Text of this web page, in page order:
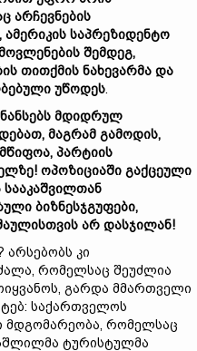
არჩევნების
ამერიკის საპრეზიდენტო
შემდეგ,
თითქმის ნახევარმა და
ებული უწოდეს.
მდიდრულ
ბათ, მაგრამ გამოდის,
პარტიის
ოპოზიციაში გაქცეული
სააკაშვილთან
ბიზნესჯგუფები,
არ დასჯილან!
კი
რომელსაც შეუძლია
გარდა მმართველი
საქართველოს
მდგომარეობა, რომელსაც
ტურისტულმა